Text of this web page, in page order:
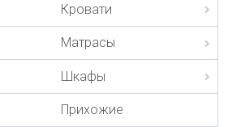
Кровати
Матрасы
Шкафы
Прихожие